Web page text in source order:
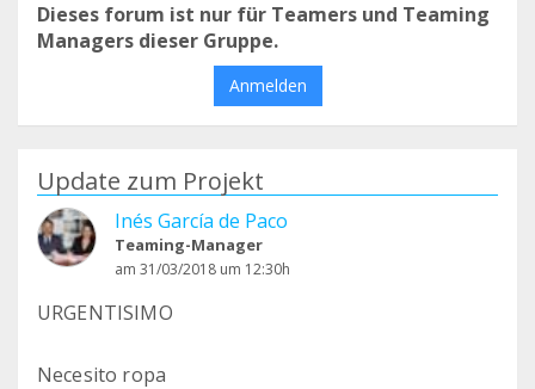
Dieses forum ist nur für Teamers und Teaming
Managers dieser Gruppe.
Anmelden
Update zum Projekt
Inés García de Paco
Teaming-Manager
am 31/03/2018 um 12:30h
URGENTISIMO
Necesito ropa